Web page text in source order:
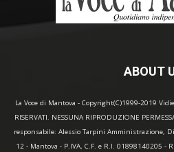
ABOUT
La Voce di Mantova - Copyright(C)1999-2019
RISERVATI. NESSUNA RIPRODUZIONE
responsabile: Alessio Tarpini Amministrazione,
12 - Mantova - P.IVA, C.F. e R.I. 01898140205 -